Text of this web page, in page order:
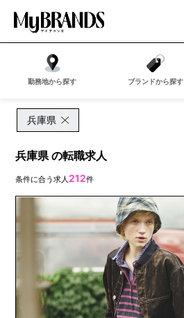
勤務地から探す ブランドから探す
兵庫県
兵庫県 の転職求人
条件に合う求人 212件